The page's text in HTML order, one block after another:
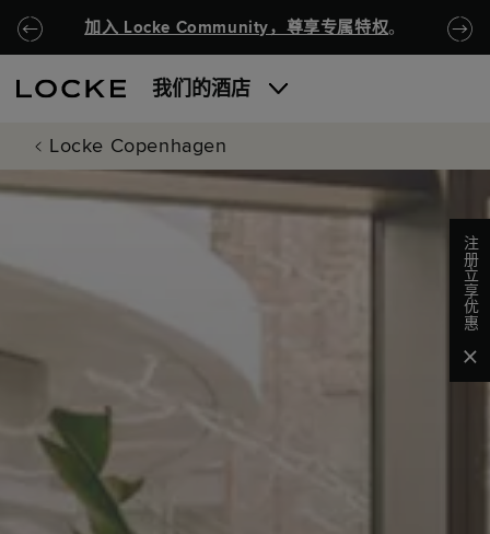
跳至主要内容
Locke.Header.SkipToNav
加入 Locke Community，尊享专属特权。
我们的酒店
Locke Copenhagen
注册立享优惠